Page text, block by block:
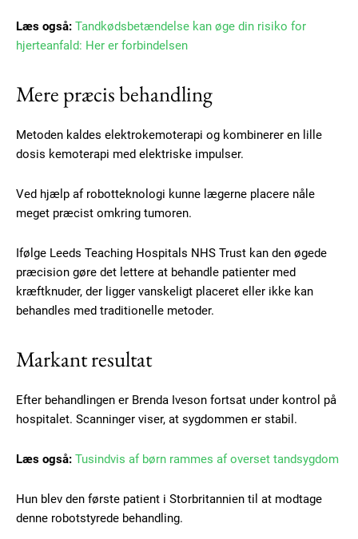
Subscription Plans
Læs også: Tandkødsbetændelse kan øge din risiko for
hjerteanfald: Her er forbindelsen
Mere præcis behandling
Metoden kaldes elektrokemoterapi og kombinerer en lille
dosis kemoterapi med elektriske impulser.
Ved hjælp af robotteknologi kunne lægerne placere nåle
meget præcist omkring tumoren.
Ifølge Leeds Teaching Hospitals NHS Trust kan den øgede
præcision gøre det lettere at behandle patienter med
kræftknuder, der ligger vanskeligt placeret eller ikke kan
behandles med traditionelle metoder.
Markant resultat
Efter behandlingen er Brenda Iveson fortsat under kontrol på
hospitalet. Scanninger viser, at sygdommen er stabil.
Læs også: Tusindvis af børn rammes af overset tandsygdom
Hun blev den første patient i Storbritannien til at modtage
denne robotstyrede behandling.